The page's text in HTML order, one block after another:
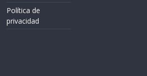
Política de
privacidad